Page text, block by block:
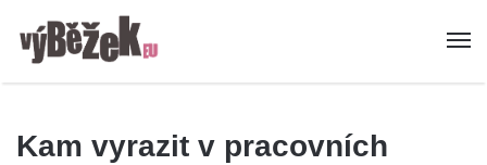
Kam vyrazit v pracovních